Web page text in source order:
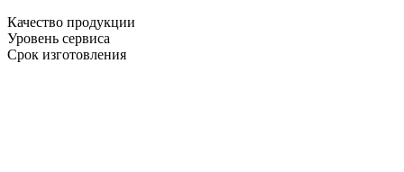
Качество продукции
Уровень сервиса
Срок изготовления